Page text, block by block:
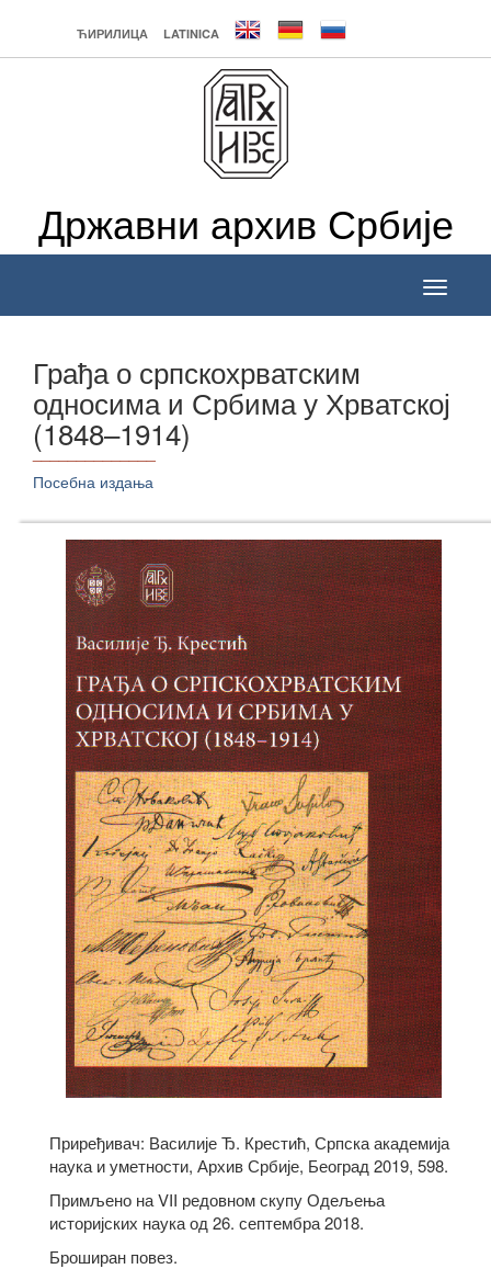
ЋИРИЛИЦА LATINICA
Државни архив Србије
Toggle
Грађа о српскохрватским
односима и Србима у Хрватској
(1848–1914)
______________
Посебна издања
Приређивач: Василије Ђ. Крестић, Српска академија
наука и уметности, Архив Србије, Београд 2019, 598.
Примљено на VII редовном скупу Одељења
историјских наука од 26. септембра 2018.
Броширан повез.